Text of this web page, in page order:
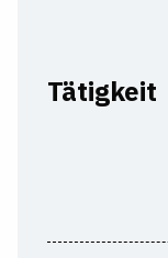
Tätigkeit